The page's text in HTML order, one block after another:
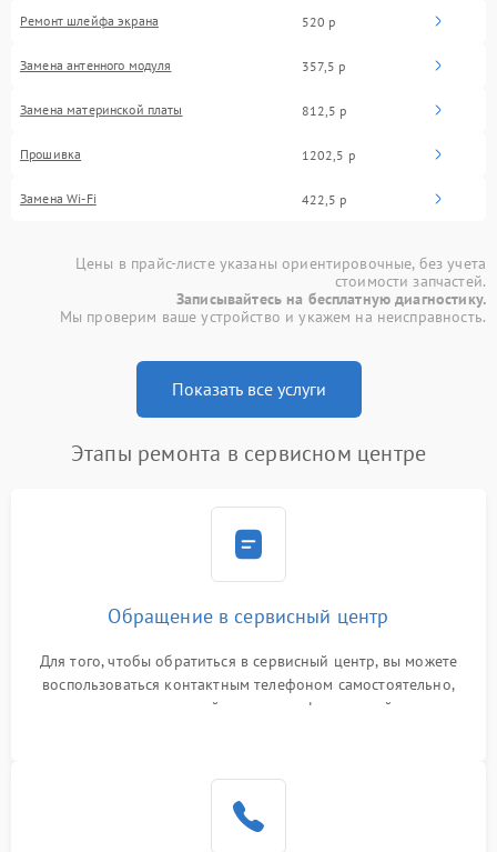
Ремонт шлейфа экрана 520 р
Замена антенного модуля 357,5 р
Замена материнской платы 812,5 р
Прошивка 1202,5 р
Замена Wi-Fi 422,5 р
Цены в прайс-листе указаны ориентировочные, без учета
стоимости запчастей.
Записывайтесь на бесплатную диагностику.
Мы проверим ваше устройство и укажем на неисправность.
Показать все услуги
Этапы ремонта в сервисном центре
Обращение в сервисный центр
Для того, чтобы обратиться в сервисный центр, вы можете
воспользоваться контактным телефоном самостоятельно,
или оставить свой номер телефона на сайте